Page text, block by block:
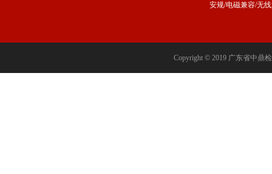
安规/电磁兼容/无
Copyright © 2019 广东省中鼎